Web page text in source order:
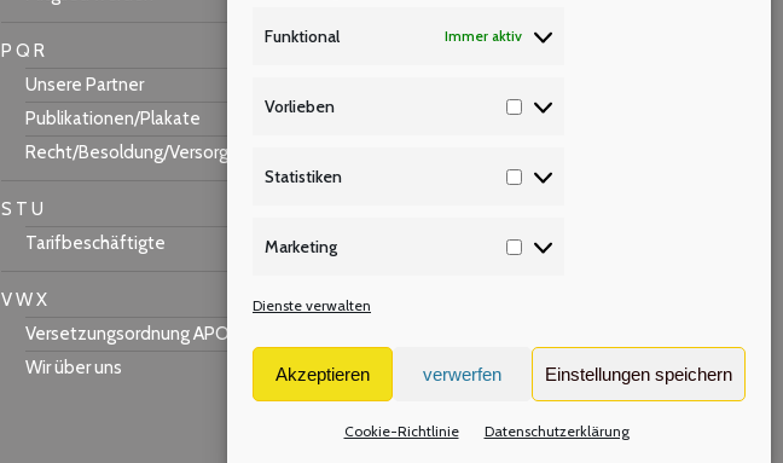
Funktional Immer aktiv
Vorlieben
Statistiken
Marketing
Dienste verwalten
Akzeptieren verwerfen Einstellungen speichern
Cookie-Richtlinie Datenschutzerklärung
P Q R
Unsere Partner
Publikationen/Plakate
Recht/Besoldung/Versorgung
S T U
Tarifbeschäftigte
V W X
Versetzungsordnung APO-SI
Wir über uns